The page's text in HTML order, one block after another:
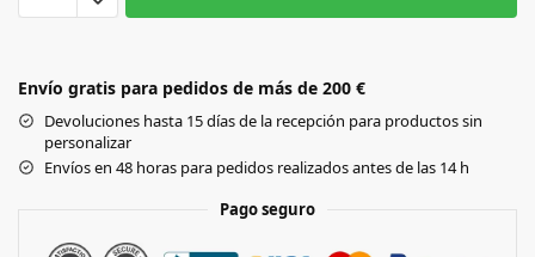
GREY
BARK
Envío gratis para pedidos de más de 200 €
Devoluciones hasta 15 días de la recepción para productos sin
personalizar
Envíos en 48 horas para pedidos realizados antes de las 14 h
Pago seguro